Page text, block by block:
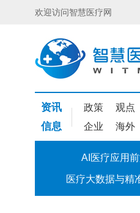
欢迎访问智慧医疗网
资讯 政策 观点
信息 企业 海外
AI医疗应用
医疗大数据与精